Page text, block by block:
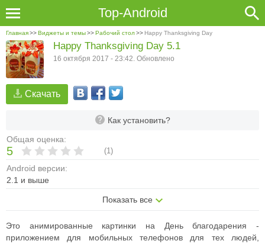
Top-Android
Главная>>Виджеты и темы>>Рабочий стол>> Happy Thanksgiving Day
Скачать
Как установить?
Общая оценка:
5 (1)
Android версии:
2.1 и выше
Показать все
Happy Thanksgiving Day 5.1
16 октября 2017 - 23:42. Обновлено
Это анимированные картинки на День благодарения -
приложением для мобильных телефонов для тех людей,